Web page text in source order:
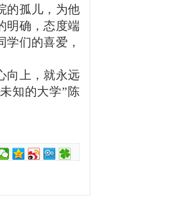
的孤儿，为他
明确，态度端
们的喜爱，
向上，就永远
知的大学”陈